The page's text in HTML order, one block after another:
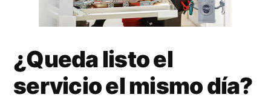
¿Queda listo el
servicio el mismo día?